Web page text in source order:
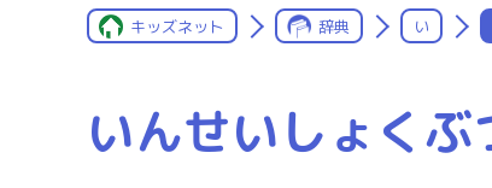
キッズネット 辞典 い
いんせいしょくぶ